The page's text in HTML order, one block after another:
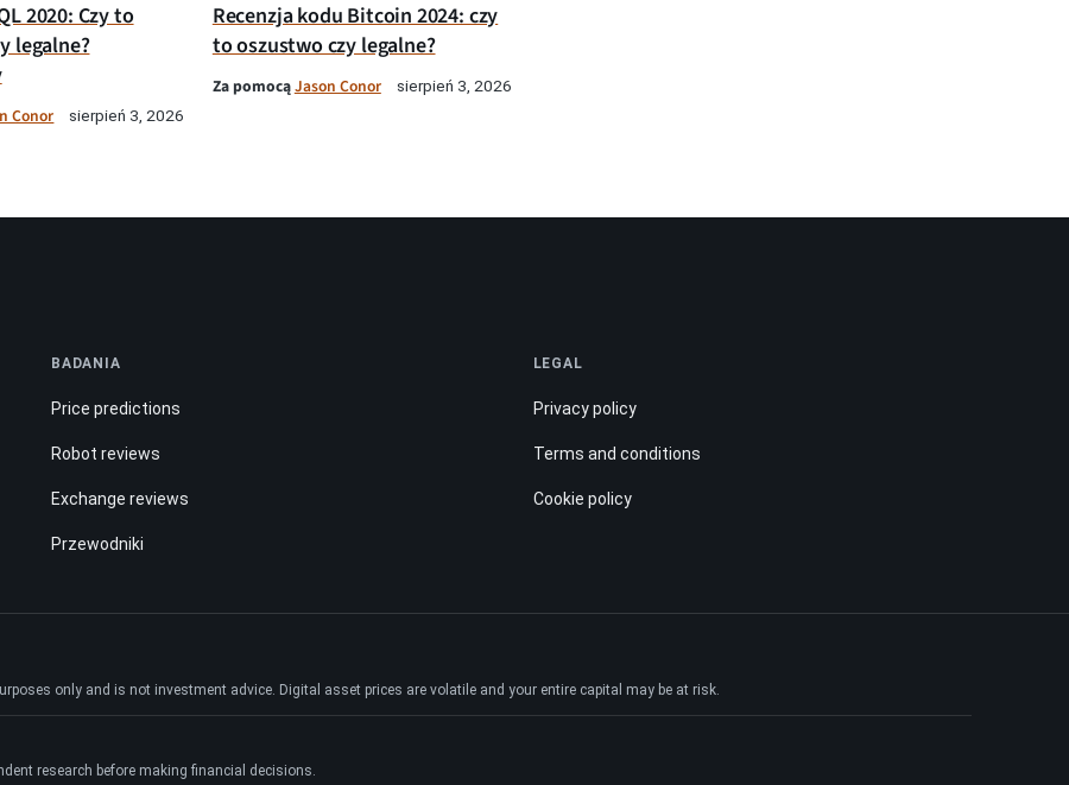
2020: Czy to
legalne?
Conor sierpień 3, 2026
Recenzja kodu Bitcoin 2024: czy
to oszustwo czy legalne?
Za pomocąJason Conor sierpień 3, 2026
BADANIA
Price predictions
Robot reviews
Exchange reviews
Przewodniki
LEGAL
Privacy policy
Terms and conditions
Cookie policy
only and is not investment advice. Digital asset prices are volatile and your entire capital may be at risk.
research before making financial decisions.